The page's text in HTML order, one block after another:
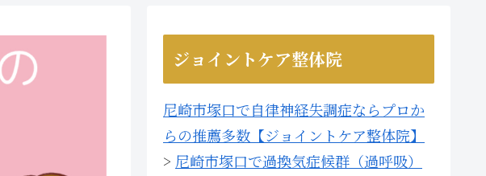
ジョイントケア整体院
尼崎市塚口で自律神経失調症ならプロか
らの推薦多数【ジョイントケア整体院】
> 尼崎市塚口で過換気症候群（過呼吸）